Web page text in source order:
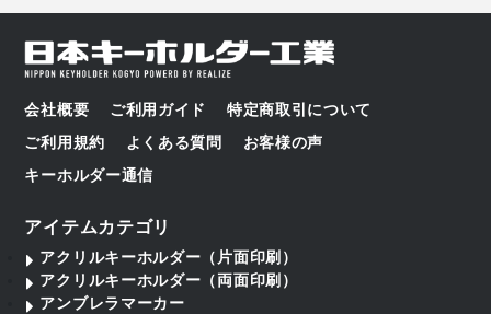
会社概要 ご利用ガイド
特定商取引について
ご利用規約
よくある質問
お客様の声
キーホルダー通信
アイテムカテゴリ
アクリルキーホルダー（片面印刷）
アクリルキーホルダー（両面印刷）
アンブレラマーカー